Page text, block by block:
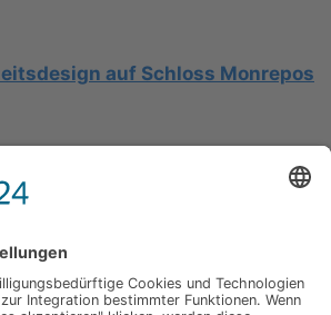
auf Schloss Monrepos
auf einer Segelyacht